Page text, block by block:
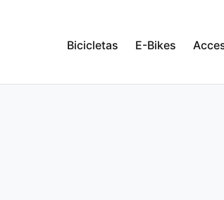
Bicicletas E-Bikes